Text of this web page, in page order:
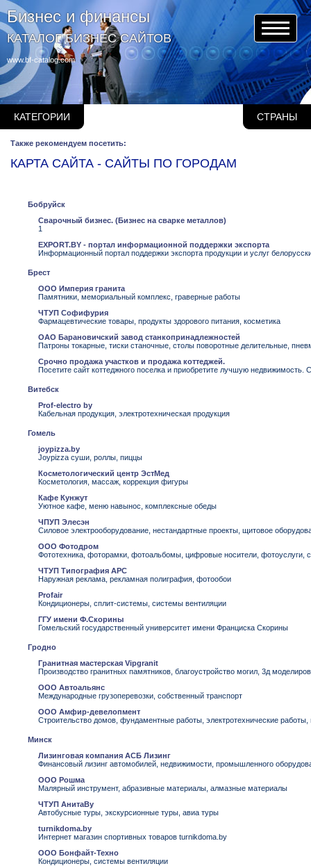
Бизнес и финансы
КАТАЛОГ БИЗНЕС САЙТОВ
www.bf-catalog.com
КАТЕГОРИИ СТРАНЫ
Также рекомендуем посетить:
КАРТА САЙТА - САЙТЫ ПО ГОРОДАМ
Бобруйск
Сварочный бизнес. (Бизнес на сварке металлов)
1
EXPORT.BY - портал информационной поддержки экспорта
Информационный портал поддержки экспорта продукции и услуг
Брест
ООО Империя гранита
Памятники, мемориальный комплекс, граверные работы
ЧТУП Софифурия
Фармацевтические товары, продукты здорового питания, косметика
ОАО Барановичский завод станкопринадлежностей
Патроны токарные, тиски станочные, столы поворотные делительные,
Срочно продажа участков и продажа коттеджей.
Посетите сайт коттеджного поселка и приобретите лучшую
Витебск
Prof-electro by
Кабельная продукция, электротехническая продукция
Гомель
joypizza.by
Joypizza суши, роллы, пиццы
Косметологический центр ЭстМед
Косметология, массаж, коррекция фигуры
Кафе Кунжут
Уютное кафе, меню навынос, комплексные обеды
ЧПУП Элесэн
Силовое электрооборудование, нестандартные проекты, щитовое
ООО Фотодром
Фототехника, фоторамки, фотоальбомы, цифровые носители, фотоуслуги,
ЧТУП Типография АРС
Наружная реклама, рекламная полиграфия, фотообои
Profair
Кондиционеры, сплит-системы, системы вентиляции
ГГУ имени Ф.Скорины
Гомельский государственный университет имени Франциска Скорины
Гродно
Гранитная мастерская Vipgranit
Производство гранитных памятников, благоустройство могил, 3д
ООО Автоальянс
Международные грузоперевозки, собственный транспорт
ООО Амфир-девелопмент
Строительство домов, фундаментные работы, электротехнические работы,
Минск
Лизинговая компания АСБ Лизинг
Финансовый лизинг автомобилей, недвижимости, промышленного
ООО Рошма
Малярный инструмент, абразивные материалы, алмазные материалы
ЧТУП АнитаВу
Автобусные туры, экскурсионные туры, авиа туры
turnikdoma.by
Интернет магазин спортивных товаров turnikdoma.by
ООО Бонфайт-Техно
Кондиционеры, системы вентиляции